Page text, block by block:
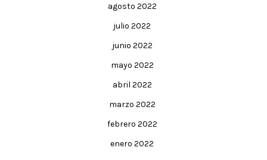
agosto 2022
julio 2022
junio 2022
mayo 2022
abril 2022
marzo 2022
febrero 2022
enero 2022